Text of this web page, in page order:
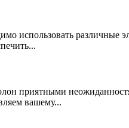
использовать различные
приятными
вашему...